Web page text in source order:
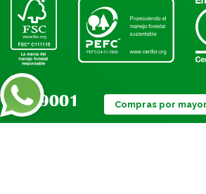
Compras por mayor